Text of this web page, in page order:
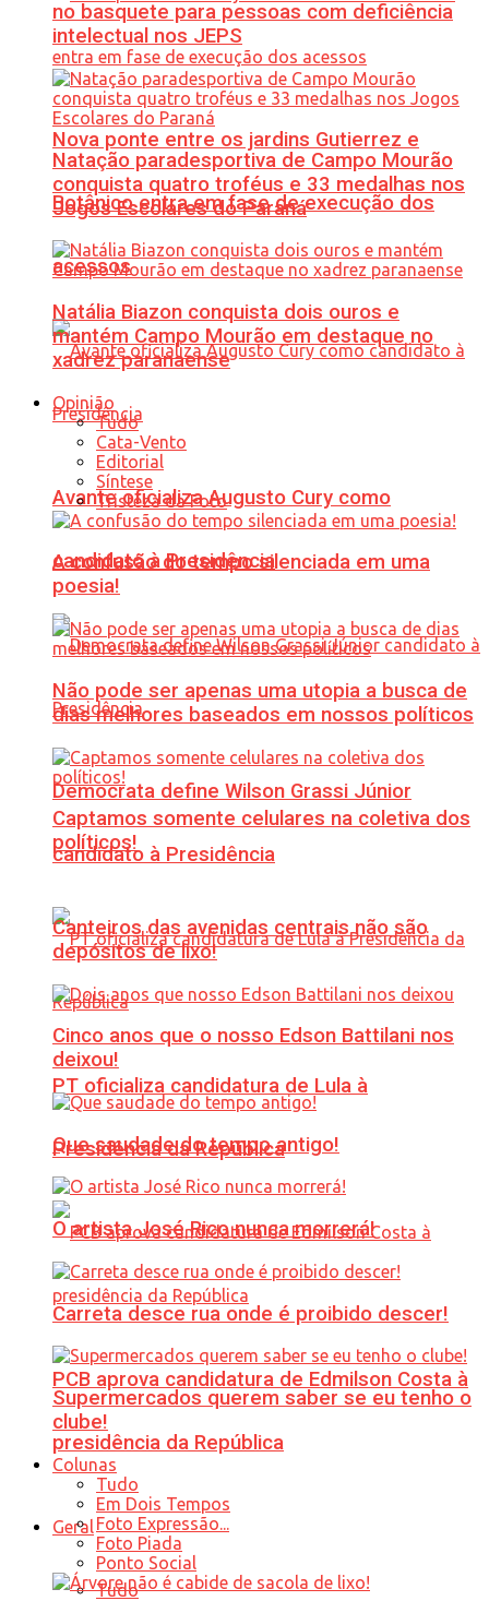
Nova ponte entre os jardins Gutierrez e
Botânico entra em fase de execução dos
acessos
Avante oficializa Augusto Cury como
candidato à Presidência
Democrata define Wilson Grassi Júnior
candidato à Presidência
PT oficializa candidatura de Lula à
Presidência da República
PCB aprova candidatura de Edmilson Costa à
presidência da República
Geral
Tudo
no basquete para pessoas com deficiência
intelectual nos JEPS
Natação paradesportiva de Campo Mourão
conquista quatro troféus e 33 medalhas nos
Jogos Escolares do Paraná
Natália Biazon conquista dois ouros e
mantém Campo Mourão em destaque no
xadrez paranaense
Opinião
Tudo
Cata-Vento
Editorial
Síntese
Tristeza da Foto
A confusão do tempo silenciada em uma
poesia!
Não pode ser apenas uma utopia a busca de
dias melhores baseados em nossos políticos
Captamos somente celulares na coletiva dos
políticos!
Canteiros das avenidas centrais não são
depósitos de lixo!
Cinco anos que o nosso Edson Battilani nos
deixou!
Que saudade do tempo antigo!
O artista José Rico nunca morrerá!
Carreta desce rua onde é proibido descer!
Supermercados querem saber se eu tenho o
clube!
Colunas
Tudo
Em Dois Tempos
Foto Expressão...
Foto Piada
Ponto Social